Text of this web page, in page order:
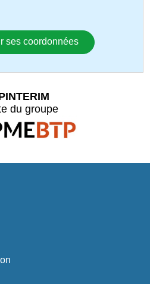
ses coordonnées
du groupe